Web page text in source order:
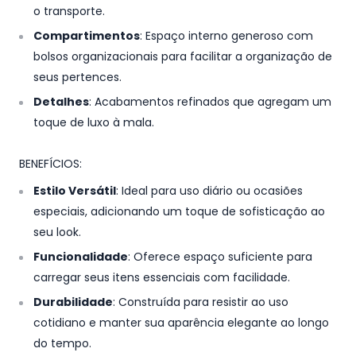
o transporte.
Compartimentos: Espaço interno generoso com
bolsos organizacionais para facilitar a organização de
seus pertences.
Detalhes: Acabamentos refinados que agregam um
toque de luxo à mala.
BENEFÍCIOS:
Estilo Versátil: Ideal para uso diário ou ocasiões
especiais, adicionando um toque de sofisticação ao
seu look.
Funcionalidade: Oferece espaço suficiente para
carregar seus itens essenciais com facilidade.
Durabilidade: Construída para resistir ao uso
cotidiano e manter sua aparência elegante ao longo
do tempo.